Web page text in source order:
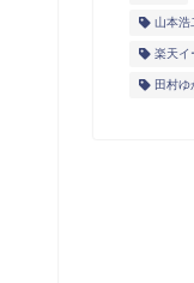
山本浩
楽天イ
田村ゆ